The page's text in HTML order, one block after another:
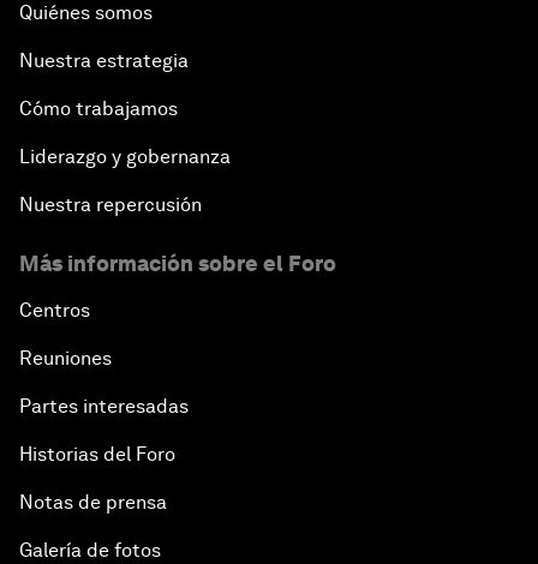
Quiénes somos
Nuestra estrategia
Cómo trabajamos
Liderazgo y gobernanza
Nuestra repercusión
Más información sobre el Foro
Centros
Reuniones
Partes interesadas
Historias del Foro
Notas de prensa
Galería de fotos